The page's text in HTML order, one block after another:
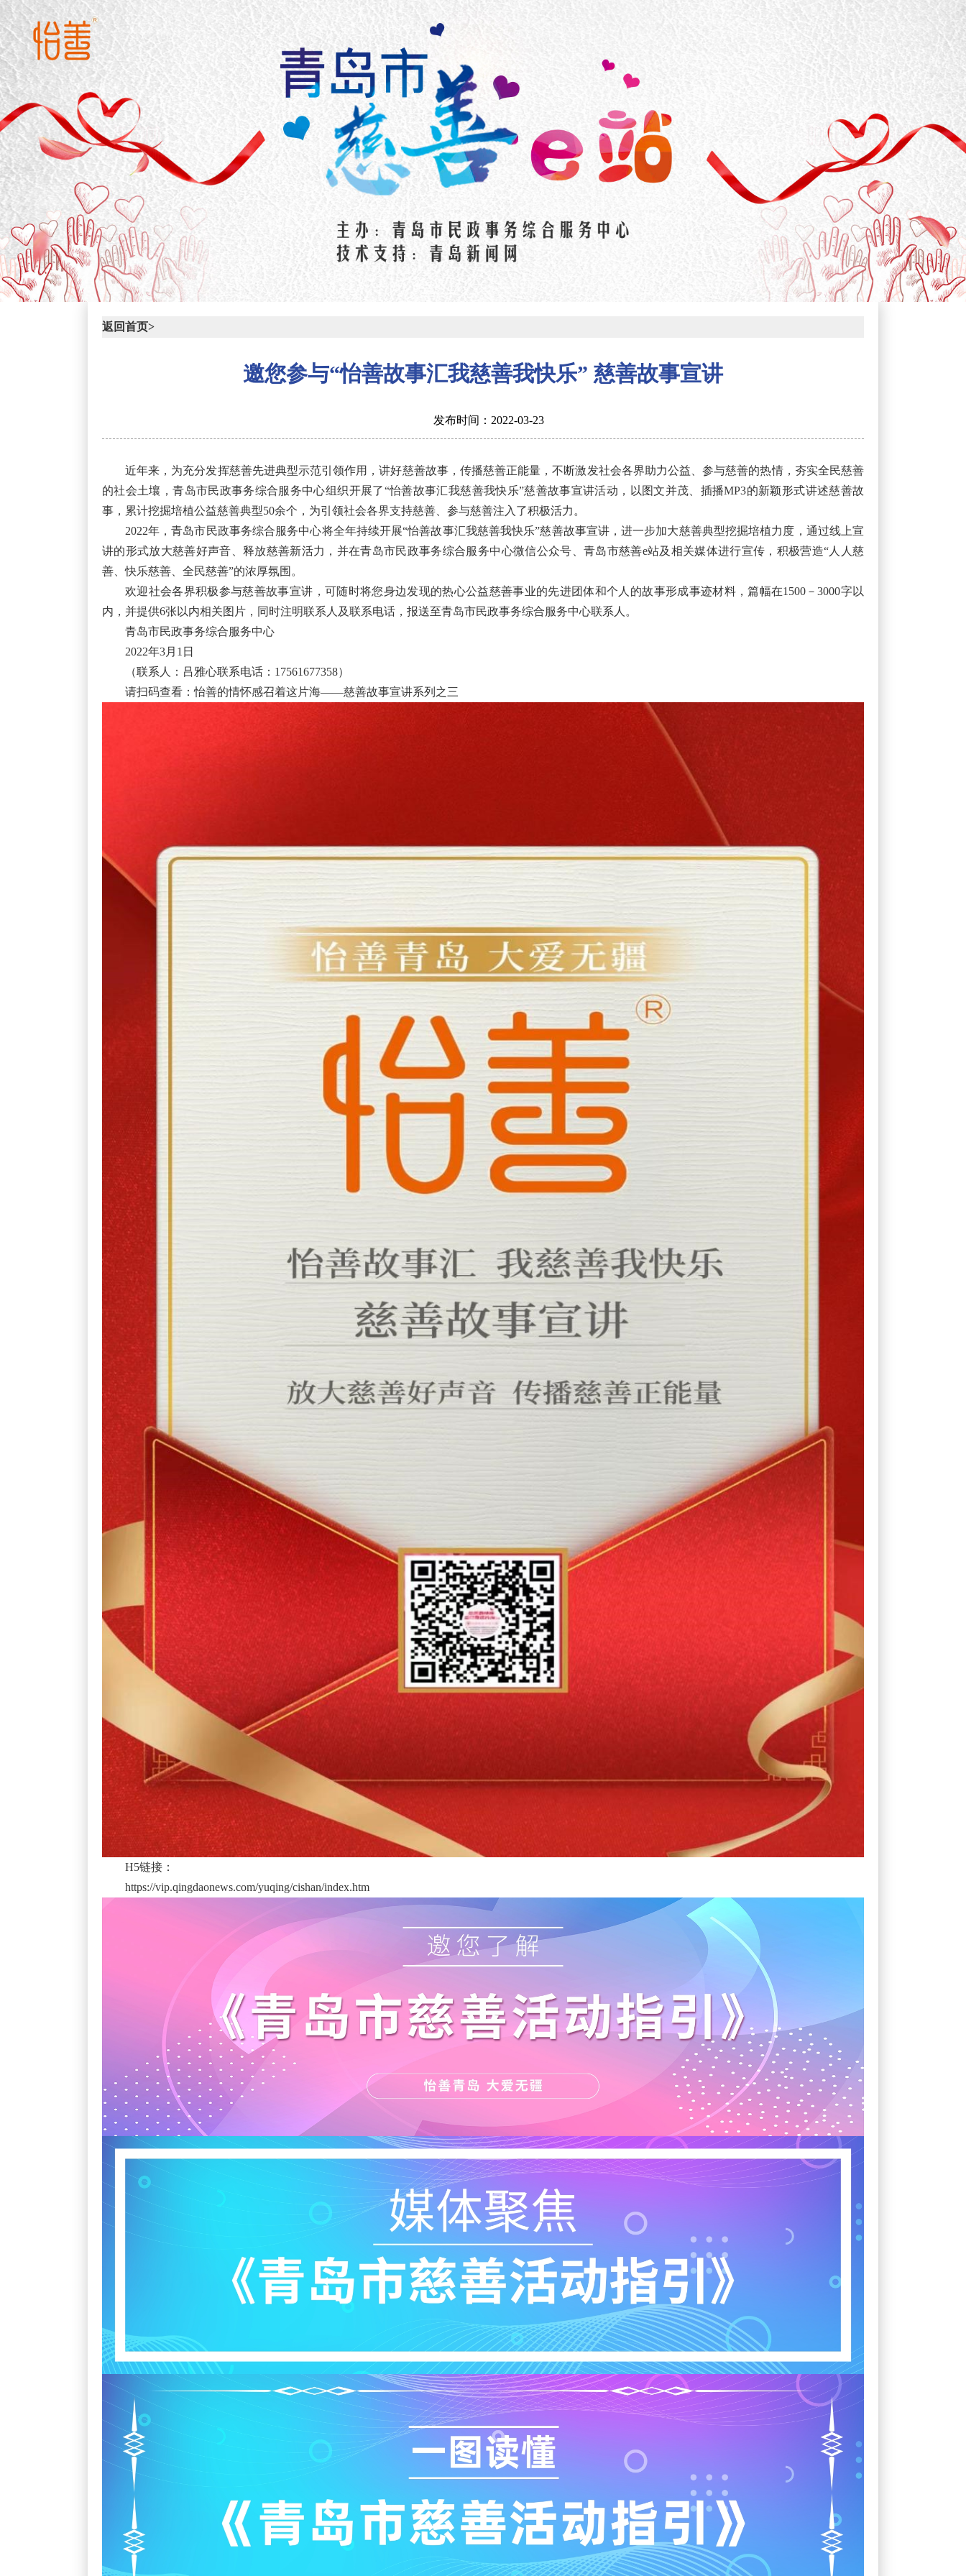
返回首页>
邀您参与“怡善故事汇我慈善我快乐” 慈善故事宣讲
发布时间：2022-03-23
近年来，为充分发挥慈善先进典型示范引领作用，讲好慈善故事，传播慈善正能量，不断激发社会各界助力公益、参与慈善的热情，夯实全民慈善
的社会土壤，青岛市民政事务综合服务中心组织开展了“怡善故事汇我慈善我快乐”慈善故事宣讲活动，以图文并茂、插播MP3的新颖形式讲述慈善故
事，累计挖掘培植公益慈善典型50余个，为引领社会各界支持慈善、参与慈善注入了积极活力。
2022年，青岛市民政事务综合服务中心将全年持续开展“怡善故事汇我慈善我快乐”慈善故事宣讲，进一步加大慈善典型挖掘培植力度，通过线上宣
讲的形式放大慈善好声音、释放慈善新活力，并在青岛市民政事务综合服务中心微信公众号、青岛市慈善e站及相关媒体进行宣传，积极营造“人人慈
善、快乐慈善、全民慈善”的浓厚氛围。
欢迎社会各界积极参与慈善故事宣讲，可随时将您身边发现的热心公益慈善事业的先进团体和个人的故事形成事迹材料，篇幅在1500－3000字以
内，并提供6张以内相关图片，同时注明联系人及联系电话，报送至青岛市民政事务综合服务中心联系人。
青岛市民政事务综合服务中心
2022年3月1日
（联系人：吕雅心联系电话：17561677358）
请扫码查看：怡善的情怀感召着这片海——慈善故事宣讲系列之三
H5链接：
https://vip.qingdaonews.com/yuqing/cishan/index.htm